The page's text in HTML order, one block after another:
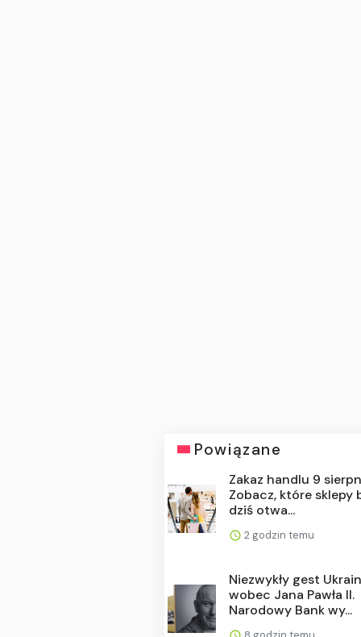
Powiązane
Zakaz handlu 9
Zobacz, które sklepy
dziś otwa...
2 godzin temu
Niezwykły gest
wobec Jana Pawła II.
Narodowy Bank wy...